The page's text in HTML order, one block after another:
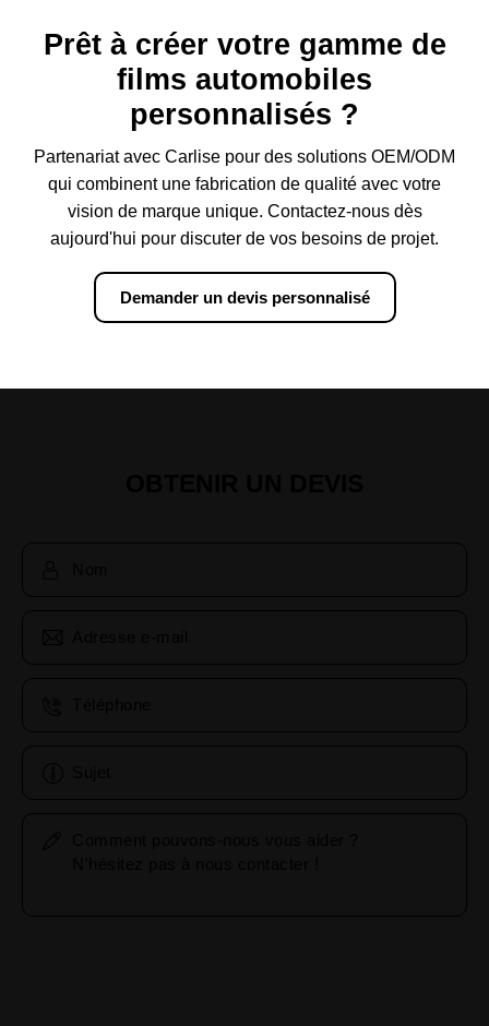
Prêt à créer votre gamme de
films automobiles
personnalisés ?
Partenariat avec Carlise pour des solutions OEM/ODM
qui combinent une fabrication de qualité avec votre
vision de marque unique. Contactez-nous dès
aujourd'hui pour discuter de vos besoins de projet.
Demander un devis personnalisé